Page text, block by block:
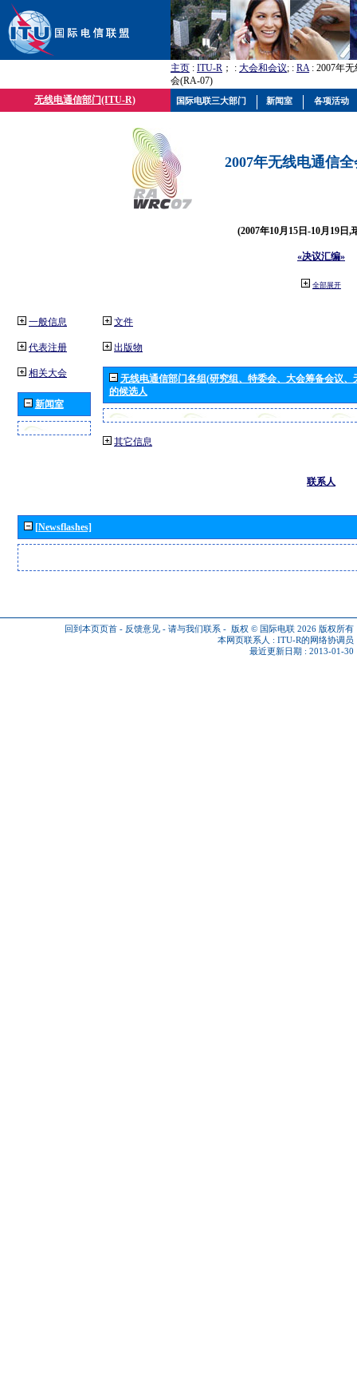
主页 : ITU-R ； : 大会和会议; : RA: 2007年
会(RA-07)
无线电通信部门(ITU-R)
2007年无线电通信
(2007年10月15日-10月19日,
«决议汇编»
全部展开
一般信息
代表注册
相关大会
新闻室
文件
出版物
无线电通信部门各组(研究组、特委会、大会筹备会议
的候选人
其它信息
联系人
[Newsflashes]
回到本页页首 - 反馈意见 - 请与我们联系 - 版权 © 国际电联 2026 版权所有
本网页联系人 : ITU-R的网络协调员
最近更新日期 : 2013-01-30
国际电联三大部门 新闻室 各项活动